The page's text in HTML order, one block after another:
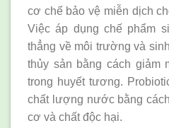
cơ chế bảo vệ miễn dịch
Việc áp dụng chế phẩm
thẳng về môi trường và
thủy sản bằng cách giảm
trong huyết tương.
chất lượng nước bằng
cơ và chất độc hại.